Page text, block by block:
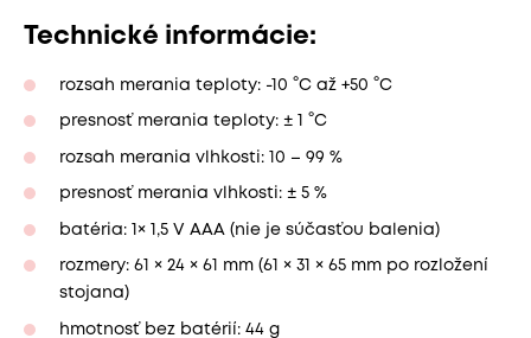
Technické informácie:
rozsah merania teploty: -10 °C až +50 °C
presnosť merania teploty: ± 1 °C
rozsah merania vlhkosti: 10 – 99 %
presnosť merania vlhkosti: ± 5 %
batéria: 1× 1,5 V AAA (nie je súčasťou balenia)
rozmery: 61 × 24 × 61 mm (61 × 31 × 65 mm po rozložení
stojana)
hmotnosť bez batérií: 44 g